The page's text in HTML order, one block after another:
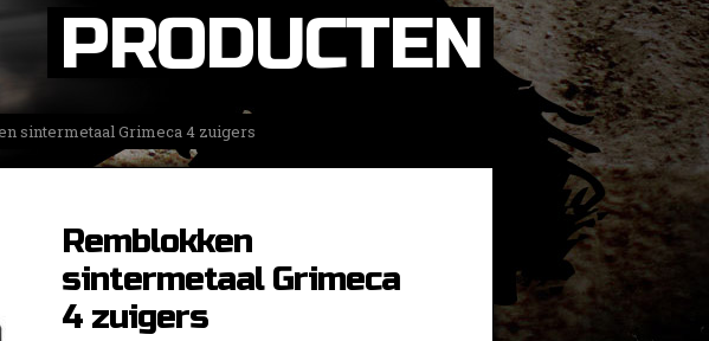
PRODUCTEN
sintermetaal Grimeca 4 zuigers
Remblokken
sintermetaal Grimeca
4 zuigers